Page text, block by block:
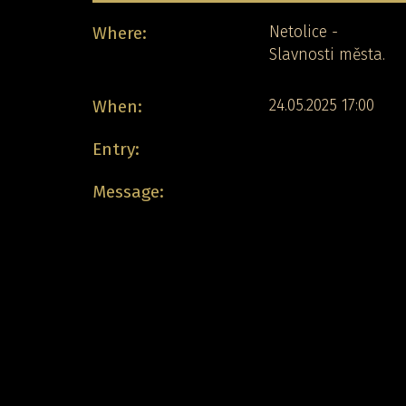
Where:
Netolice -
Slavnosti města.
When: 24.05.2025 17:00
Entry:
Message: